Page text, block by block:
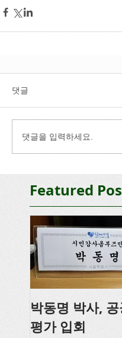
댓글
댓글을 입력하세요.
Featured
박동명 박사,
평가 입회